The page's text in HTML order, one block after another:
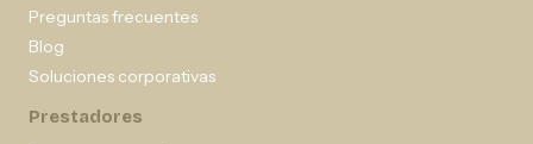
Preguntas frecuentes
Blog
Soluciones corporativas
Prestadores